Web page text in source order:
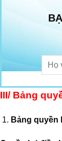
III/ Bảng
Bảng quyền